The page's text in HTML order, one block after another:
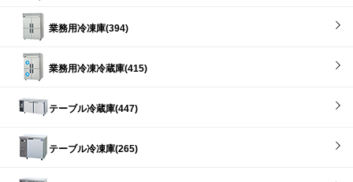
業務用冷凍庫(394)
業務用冷凍冷蔵庫(415)
テーブル冷蔵庫(447)
テーブル冷凍庫(265)